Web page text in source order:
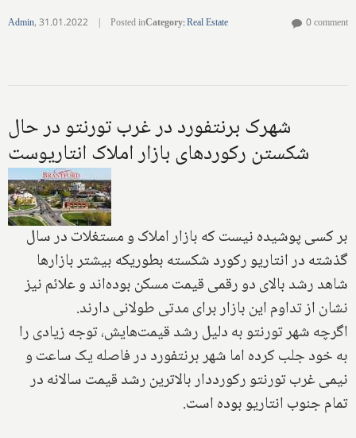
Admin,31.01.2022 | Posted inCategory:Real Estate 0 comment
شهرک برنتفورد در غرب تورنتو در حال
شکستن رکوردهای بازار املاک انتاریوست
بر کسی پوشیده نیست که بازار املاک و مستغلات در سال
گذشته در انتاریو رکورد شکسته بطوریکه بیشتر بازارها
شاهد رشد بالای دو رقمی قیمت مسکن بوده‌اند و علائم نیز
نشان از تداوم این بازار برای مدتی طولانی دارند.
اگرچه شهر تورنتو به دلیل رشد قیمت‌هایش، توجه زیادی را
به خود جلب کرده اما شهر برنتفورد در فاصله یک ساعت و
نیمی غرب تورنتو رکورددار بالاترین رشد قیمت سالانه در
تمام جنوب انتاریو بوده است.